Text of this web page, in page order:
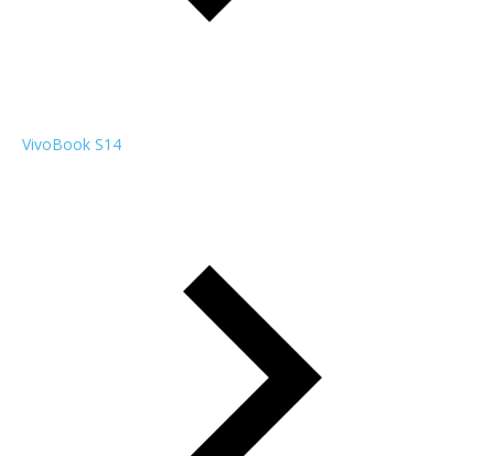
VivoBook S14